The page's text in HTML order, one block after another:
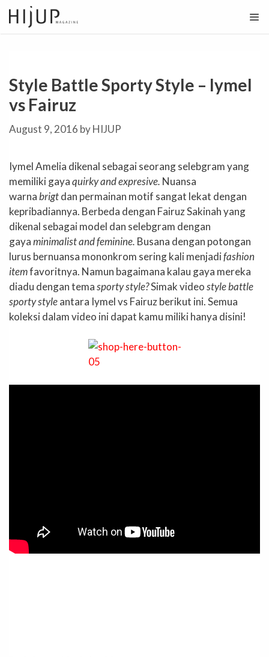
Skip
to
content
Style Battle Sporty Style – Iymel
vs Fairuz
August 9, 2016 byHIJUP
Iymel Amelia dikenal sebagai seorang selebgram yang
memiliki gayaquirky andexpresive. Nuansa
warnabrigtdan permainan motif sangat lekat dengan
kepribadiannya. Berbeda dengan Fairuz Sakinah yang
dikenal sebagai model dan selebgram dengan
gayaminimalist and feminine. Busana dengan potongan
lurus bernuansa mononkrom sering kali menjadifashion
itemfavoritnya. Namun bagaimana kalau gaya mereka
diadu dengan temasporty style?Simak videostyle battle
sporty styleantara Iymel vs Fairuz berikut ini. Semua
koleksi dalam video ini dapat kamu miliki hanya disini!